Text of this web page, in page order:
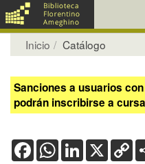
Inicio Catálogo
Sanciones a usuarios
podrán inscribirse a
FacebookWhatsApp
LinkedIn
X